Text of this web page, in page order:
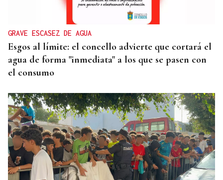
GRAVE ESCASEZ DE AGUA
Esgos al límite: el concello advierte que cortará el
agua de forma "inmediata" a los que se pasen con
el consumo